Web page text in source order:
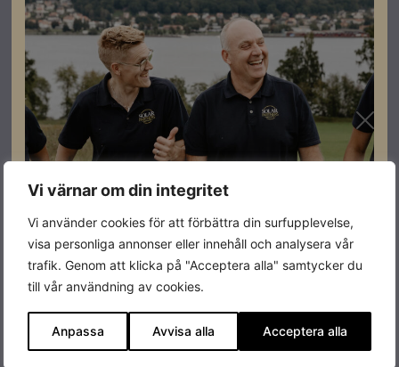
Vi värnar om din integritet
Vi använder cookies för att förbättra din surfupplevelse,
visa personliga annonser eller innehåll och analysera vår
trafik. Genom att klicka på "Acceptera alla" samtycker du
till vår användning av cookies.
Anpassa Avvisa alla Acceptera alla
Färg Svart
Ladduttag Typ 2
Vehicle-to-Grid
Med lasthantering
Vikt 1,6 kg
Kommunikation och
internetanslutning
Omgivandetemperatur –30°C to +50°C